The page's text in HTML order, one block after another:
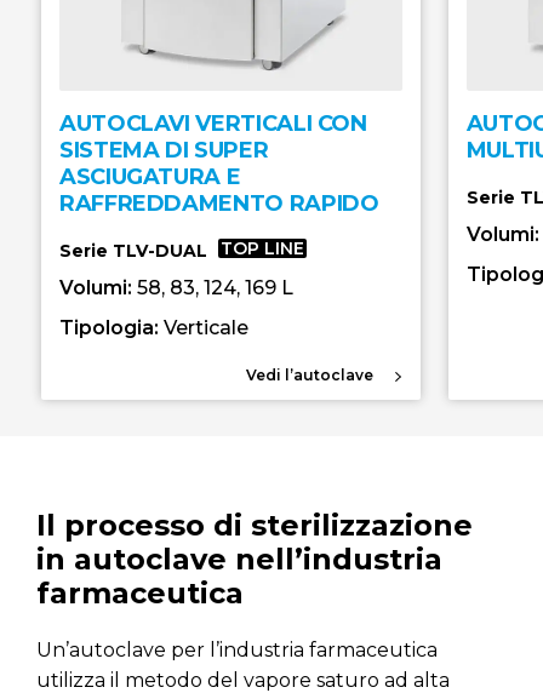
AUTOCLAVI VERTICALI CON
SISTEMA DI SUPER
ASCIUGATURA E
RAFFREDDAMENTO RAPIDO
Serie TLV-DUAL TOP LINE
Volumi: 58, 83, 124, 169 L
Tipologia: Verticale
Vedi l’autoclave
Serie
Volumi:
Il processo di sterilizzazione
in autoclave nell’industria
farmaceutica
Un’autoclave per l’industria farmaceutica
utilizza il metodo del vapore saturo ad alta